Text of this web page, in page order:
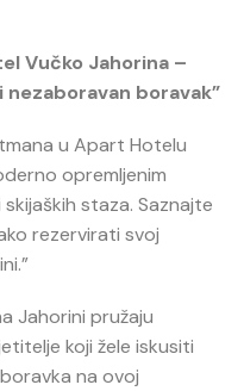
Vučko Jahorina –
boravak”
u Apart Hotelu
opremljenim
staza. Saznajte
rezervirati svoj
Jahorini pružaju
koji žele iskusiti
na ovoj